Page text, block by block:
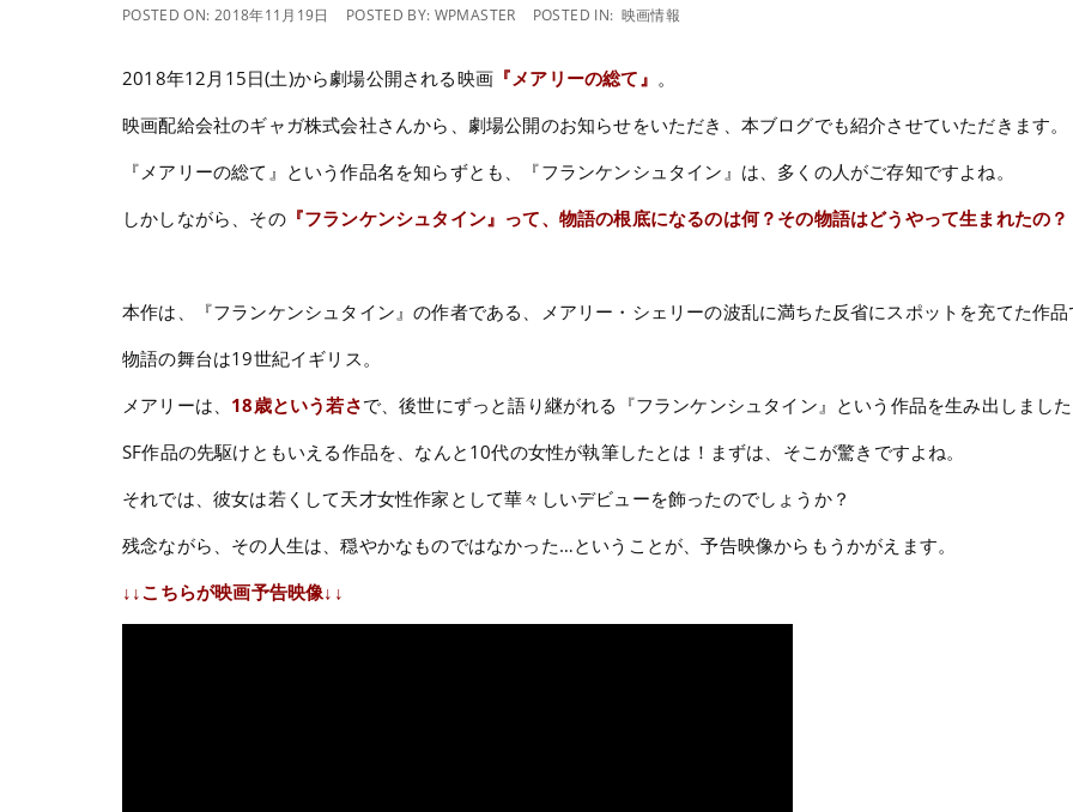
POSTED ON: 2018年11月19日 POSTED BY: WPMASTER POSTED IN: 映画情報
2018年12月15日(土)から劇場公開される映画 『メアリーの総て』 。
映画配給会社のギャガ株式会社さんから、劇場公開のお知らせをいただき、本ブログでも紹介させていただきます。
『メアリーの総て』という作品名を知らずとも、『フランケンシュタイン』は、多くの人がご存知ですよね。
しかしながら、その『フランケンシュタイン』って、物語の根底になるのは何？その物語はどうやって生まれたの？
本作は、『フランケンシュタイン』の作者である、メアリー・シェリーの波乱に満ちた反省にスポットを充てた作品
物語の舞台は19世紀イギリス。
メアリーは、 18歳という若さで、後世にずっと語り継がれる『フランケンシュタイン』という作品を生み出しました
SF作品の先駆けともいえる作品を、なんと10代の女性が執筆したとは！まずは、そこが驚きですよね。
それでは、彼女は若くして天才女性作家として華々しいデビューを飾ったのでしょうか？
残念ながら、その人生は、穏やかなものではなかった…ということが、予告映像からもうかがえます。
↓↓こちらが映画予告映像↓↓